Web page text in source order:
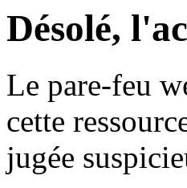
Désolé,
Le pare-feu
cette
jugée